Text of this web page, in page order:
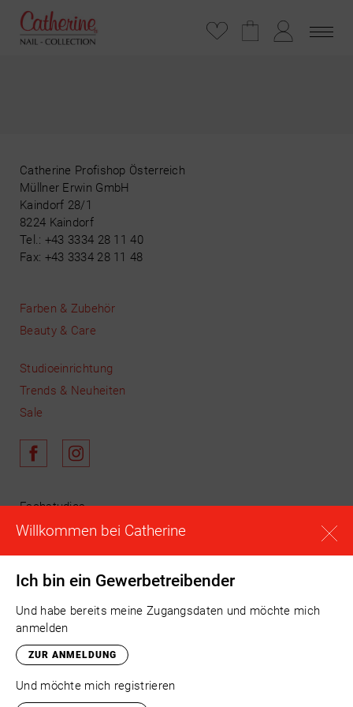
Willkommen bei Catherine
Ich bin ein Gewerbetreibender
Und habe bereits meine Zugangsdaten und möchte mich
anmelden
ZUR ANMELDUNG
Und möchte mich registrieren
Catherine Profishop Österreich
Müllner Erwin GmbH
Kaindorf 28/1
8224 Kaindorf
Tel.: +43 3334 28 11 40
Fax: +43 3334 28 11 48
Farben & Zubehör
Beauty & Care
Studioeinrichtung
Trends & Neuheiten
Sale
Fachstudios
Schulungen
Unser Team
Anmelden
Versand